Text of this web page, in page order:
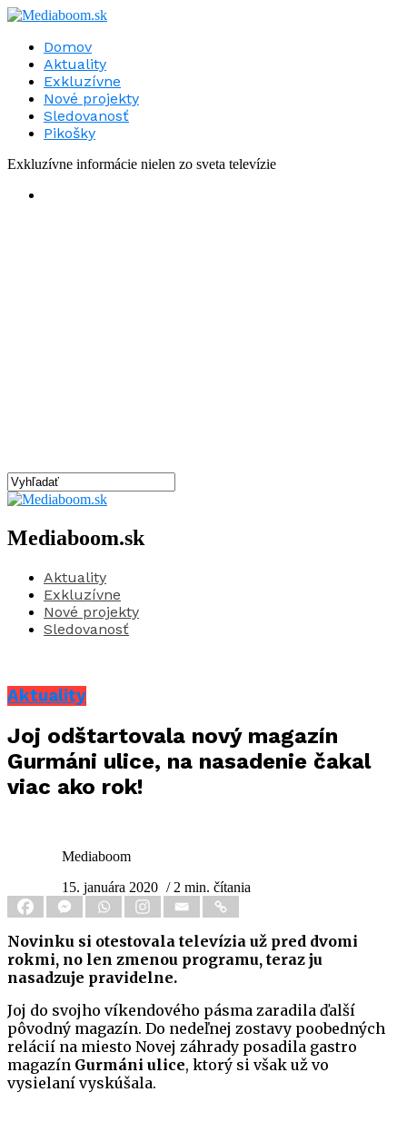
Domov
Aktuality
Exkluzívne
Nové projekty
Sledovanosť
Pikošky
Exkluzívne informácie nielen zo sveta televízie
Mediaboom.sk
Aktuality
Exkluzívne
Nové projekty
Sledovanosť
Aktuality
Joj odštartovala nový magazín
Gurmáni ulice, na nasadenie čakal
viac ako rok!
Mediaboom
15. januára 2020 / 2 min. čítania
Novinku si otestovala televízia už pred dvomi
rokmi, no len zmenou programu, teraz ju
nasadzuje pravidelne.
Joj do svojho víkendového pásma zaradila ďalší
pôvodný magazín. Do nedeľnej zostavy poobedných
relácií na miesto Novej záhrady posadila gastro
magazín Gurmáni ulice, ktorý si však už vo
vysielaní vyskúšala.